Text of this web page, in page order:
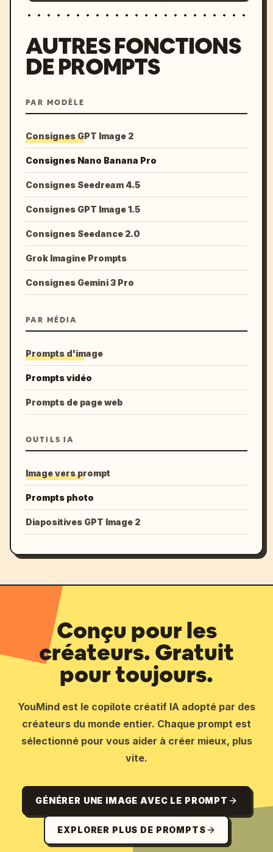
AUTRES FONCTIONS
DE PROMPTS
PAR MODÈLE
Consignes GPT Image 2
Consignes Nano Banana Pro
Consignes Seedream 4.5
Consignes GPT Image 1.5
Consignes Seedance 2.0
Grok Imagine Prompts
Consignes Gemini 3 Pro
PAR MÉDIA
Prompts d'image
Prompts vidéo
Prompts de page web
OUTILS IA
Image vers prompt
Prompts photo
Diapositives GPT Image 2
Conçu pour les
créateurs. Gratuit
pour toujours.
YouMind est le copilote créatif IA adopté par des
créateurs du monde entier. Chaque prompt est
sélectionné pour vous aider à créer mieux, plus
vite.
GÉNÉRER UNE IMAGE AVEC LE PROMPT
EXPLORER PLUS DE PROMPTS